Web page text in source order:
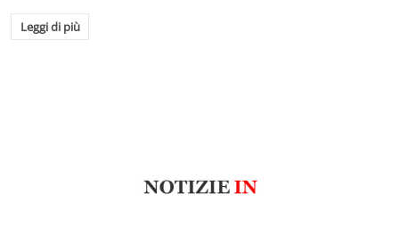
Leggi di più